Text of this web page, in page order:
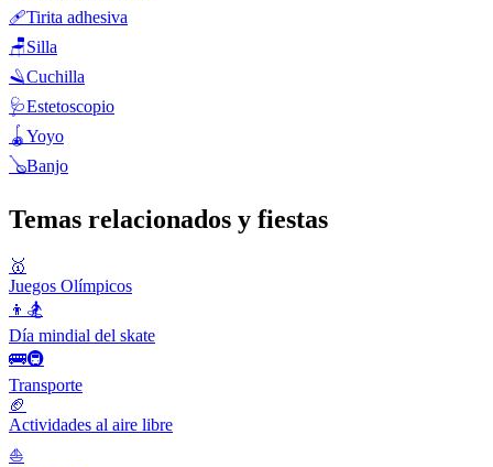
🩹Tirita adhesiva
🪑Silla
🪒Cuchilla
🩺Estetoscopio
🪀Yoyo
🪕Banjo
Temas relacionados y fiestas
🥇
Juegos Olímpicos
👦🏂
Día mindial del skate
🚌🚇
Transporte
🏈
Actividades al aire libre
⛵️